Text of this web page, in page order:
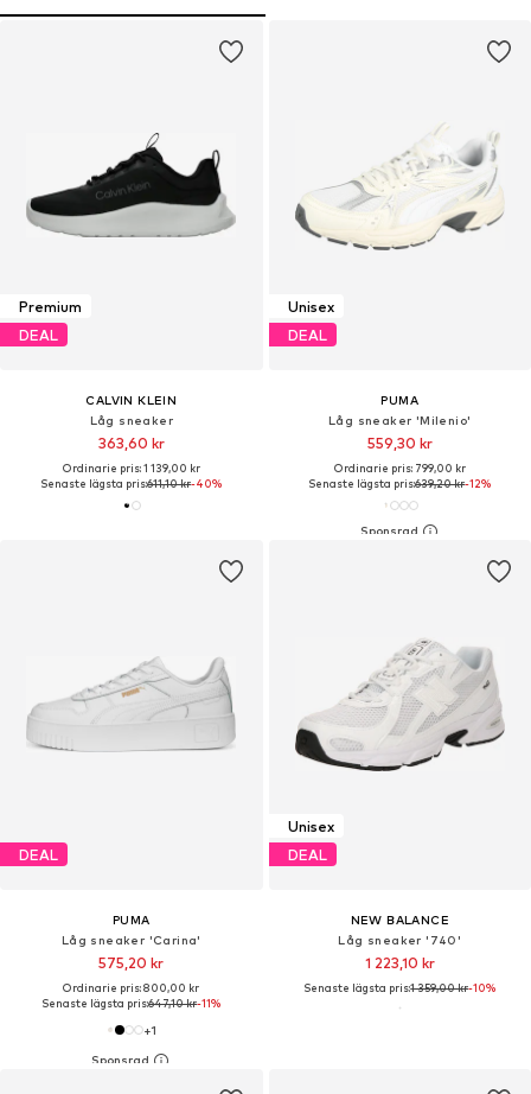
Premium
DEAL
CALVIN KLEIN
Låg sneaker
363,60 kr
Ordinarie pris: 1 139,00 kr
Senaste lägsta pris:611,10 kr-40%
Unisex
DEAL
PUMA
Låg sneaker 'Milenio'
559,30 kr
Ordinarie pris: 799,00 kr
Senaste lägsta pris:639,20 kr-12%
DEAL
PUMA
Låg sneaker 'Carina'
575,20 kr
Ordinarie pris: 800,00 kr
Senaste lägsta pris:647,10 kr-11%
+1
Unisex
DEAL
NEW BALANCE
Låg sneaker '740'
1 223,10 kr
Senaste lägsta pris:1 359,00 kr-10%